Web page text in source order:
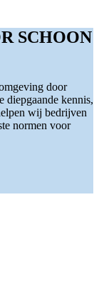
SCHOON
door
diepgaande kennis,
wij bedrijven
normen voor